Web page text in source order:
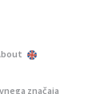
značaja